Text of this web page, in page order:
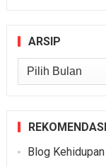
ARSIP
Arsip
Blog Kehidupan